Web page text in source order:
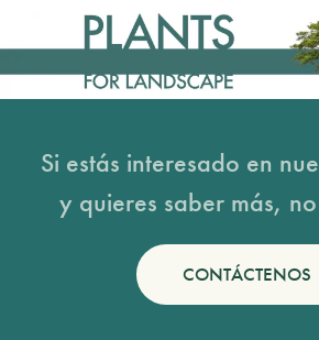
Si estás interesado en
y quieres saber más,
CONTÁCTENOS